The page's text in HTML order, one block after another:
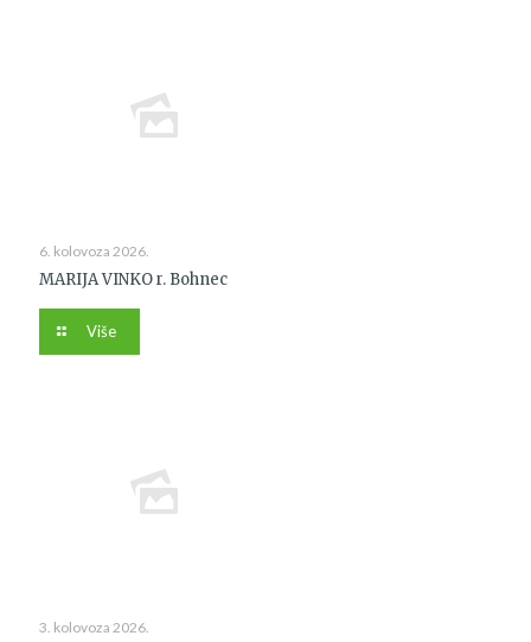
6. kolovoza 2026.
MARIJA VINKO r. Bohnec
Više
3. kolovoza 2026.